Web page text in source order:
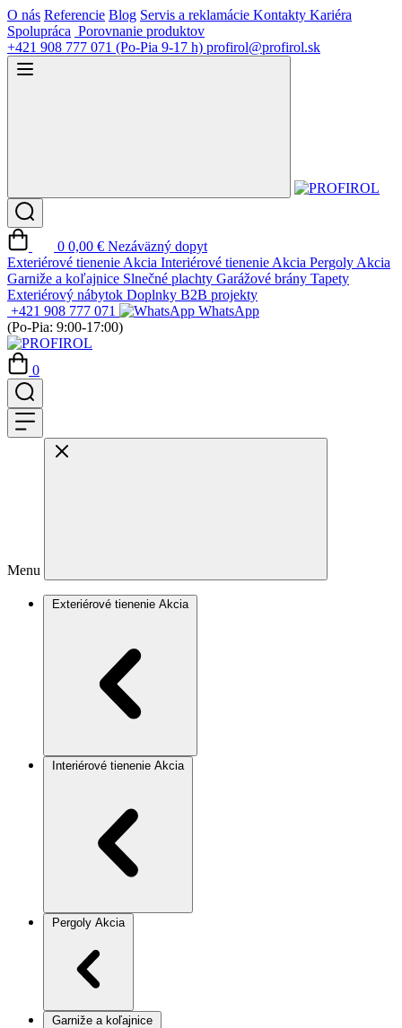
O nás Referencie Blog Servis a reklamácie Kontakty Kariéra
Spolupráca Porovnanie produktov
+421 908 777 071 (Po-Pia 9-17 h) profirol@profirol.sk
0 0,00 € Nezáväzný dopyt
Exteriérové tienenie Akcia Interiérové tienenie Akcia Pergoly Akcia
Garniže a koľajnice Slnečné plachty Garážové brány Tapety
Exteriérový nábytok Doplnky B2B projekty
+421 908 777 071
WhatsApp
(Po-Pia: 9:00-17:00)
0
Menu
Exteriérové tienenie Akcia
Interiérové tienenie Akcia
Pergoly Akcia
Garniže a koľajnice